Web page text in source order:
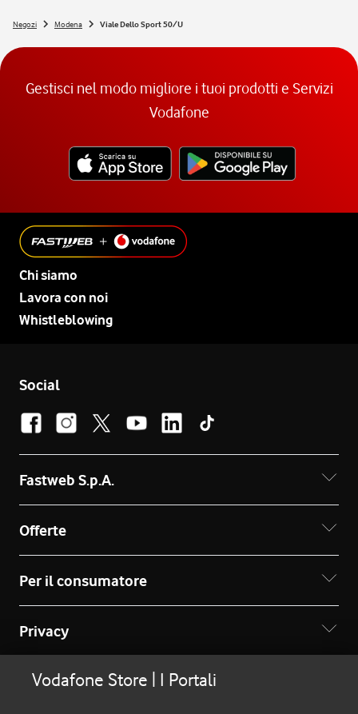
Vodafone Store | I Portali
Negozi Modena Viale Dello Sport 50/U
Gestisci nel modo migliore i tuoi prodotti e Servizi
Vodafone
Chi siamo
Lavora con noi
Whistleblowing
Social
Fastweb S.p.A.
Offerte
Per il consumatore
Privacy
© Copyright 2026 - Ragione sociale: Fastweb S.p.A. -